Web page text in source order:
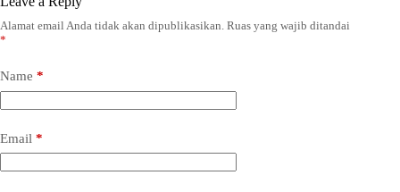
Alamat email Anda tidak akan dipublikasikan. Ruas yang wajib ditandai
*
Name *
Email *